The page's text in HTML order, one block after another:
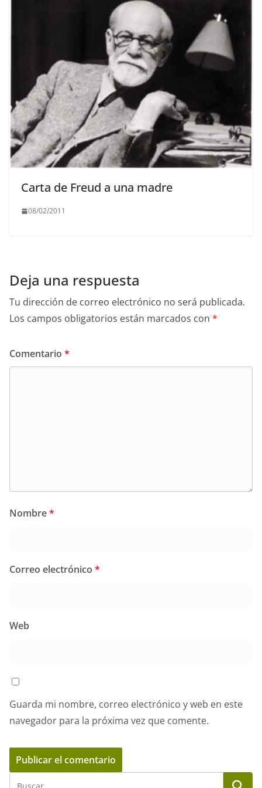
Carta de Freud a una madre
08/02/2011
Deja una respuesta
Tu dirección de correo electrónico no será publicada.
Los campos obligatorios están marcados con *
Comentario *
Nombre*
Correo electrónico *
Web
Guarda mi nombre, correo electrónico y web en este
navegador para la próxima vez que comente.